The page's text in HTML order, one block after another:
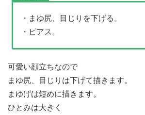
・まゆ尻、目じりを下げる。
・ピアス。
可愛い顔立ちなので
まゆ尻、目じりは下げて描きます。
まゆげは短めに描きます。
ひとみは大きく